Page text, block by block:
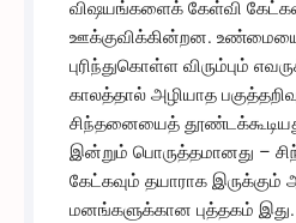
விஷயங்களைக் கேள்வி
ஊக்குவிக்கின்றன.
புரிந்துகொள்ள விரும்பும்
காலத்தால் அழியாத
சிந்தனையைத்
இன்றும் பொருத்தமானது –
கேட்கவும் தயாராக
மனங்களுக்கான புத்தகம் இது.